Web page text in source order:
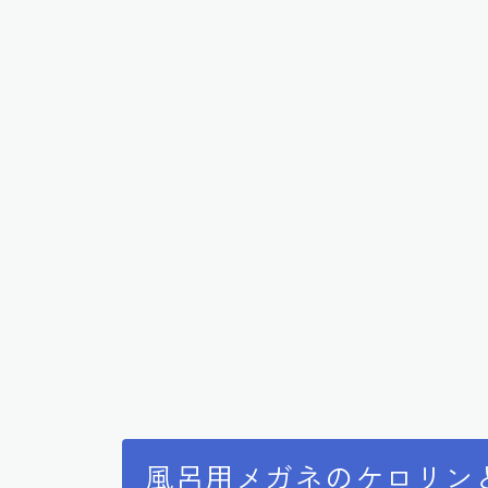
風呂用メガネのケロリン